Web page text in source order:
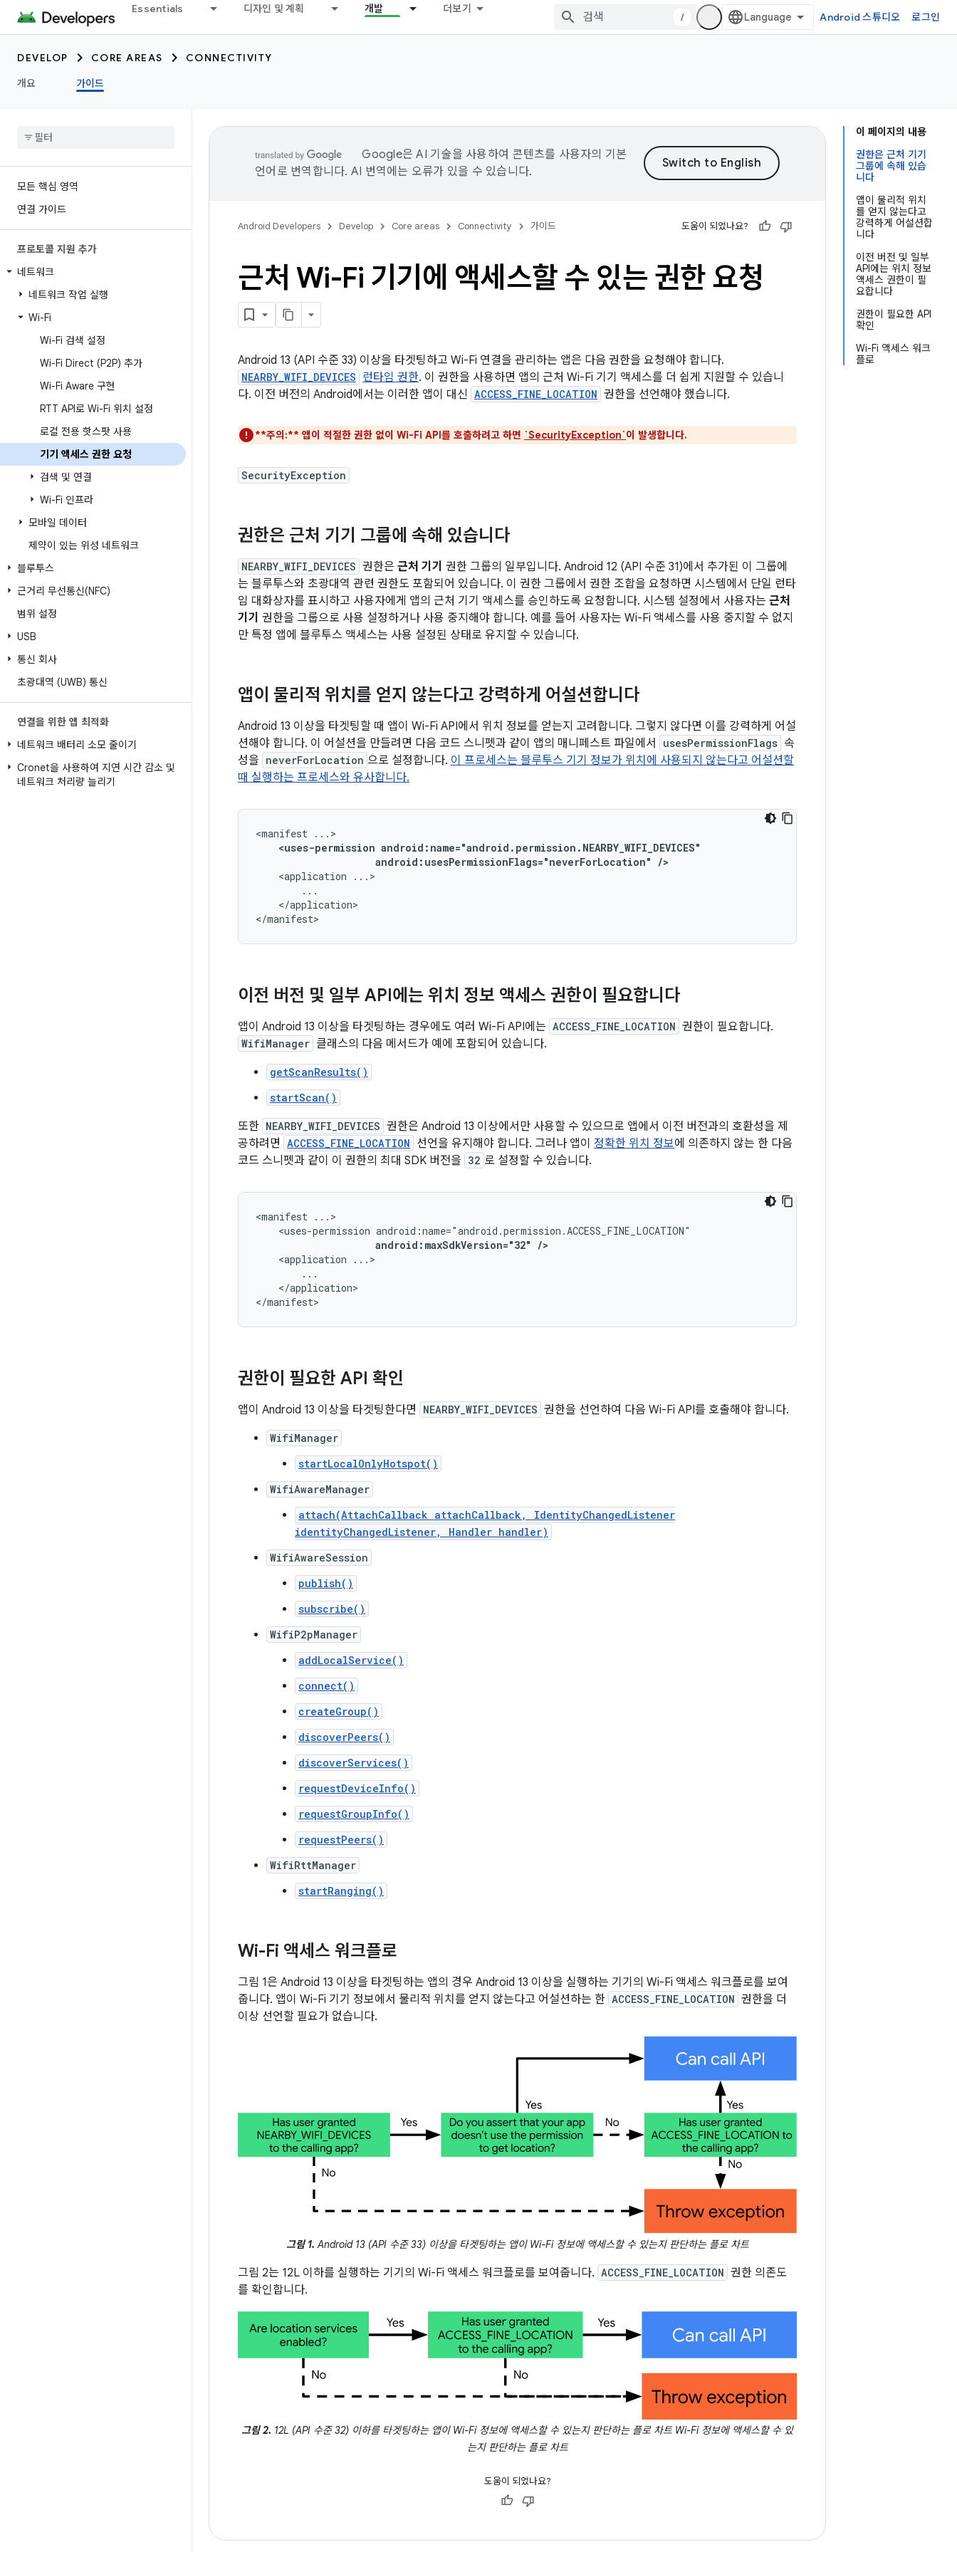
Essentials 디자인 및 계획 개발 더보기
/ Android 스튜디오 로그인
DEVELOP CORE AREAS
CONNECTIVITY
개요
가이드
모든 핵심 영역
연결 가이드
프로토콜 지원 추가
네트워크
네트워크 작업 실행
Wi-Fi
Wi-Fi 검색 설정
Wi-Fi Direct (P2P) 추가
Wi-Fi Aware 구현
RTT API로 Wi-Fi 위치 설정
로컬 전용 핫스팟 사용
기기 액세스 권한 요청
검색 및 연결
Wi-Fi 인프라
모바일 데이터
제약이 있는 위성 네트워크
블루투스
근거리 무선통신(NFC)
범위 설정
USB
통신 회사
초광대역 (UWB) 통신
연결을 위한 앱 최적화
네트워크 배터리 소모 줄이기
Cronet을 사용하여 지연 시간 감소 및
네트워크 처리량 늘리기
이 페이지의 내용
권한은 근처 기기
그룹에 속해 있습
니다
앱이 물리적 위치
를 얻지 않는다고
강력하게 어설션합
니다
이전 버전 및 일부
API에는 위치 정보
액세스 권한이 필
요합니다
권한이 필요한 API
확인
Wi-Fi 액세스 워크
플로
Google은 AI 기술을 사용하여 콘텐츠를 사용자의 기본
언어로 번역합니다. AI 번역에는 오류가 있을 수 있습니다.
Android Developers Develop Core areas Connectivity 가이드 도움이 되었나요?
근처 Wi-Fi 기기에 액세스할 수 있는 권한 요청
Android 13 (API 수준 33) 이상을 타겟팅하고 Wi-Fi 연결을 관리하는 앱은 다음 권한을 요청해야 합니다.
NEARBY_WIFI_DEVICES 런타임 권한. 이 권한을 사용하면 앱의 근처 Wi-Fi 기기 액세스를 더 쉽게 지원할 수 있습니
다. 이전 버전의 Android에서는 이러한 앱이 대신 ACCESS_FINE_LOCATION 권한을 선언해야 했습니다.
**주의:** 앱이 적절한 권한 없이 Wi-Fi API를 호출하려고 하면 `SecurityException`이 발생합니다.
SecurityException
권한은 근처 기기 그룹에 속해 있습니다
NEARBY_WIFI_DEVICES 권한은 근처 기기 권한 그룹의 일부입니다. Android 12 (API 수준 31)에서 추가된 이 그룹에
는 블루투스와 초광대역 관련 권한도 포함되어 있습니다. 이 권한 그룹에서 권한 조합을 요청하면 시스템에서 단일 런타
임 대화상자를 표시하고 사용자에게 앱의 근처 기기 액세스를 승인하도록 요청합니다. 시스템 설정에서 사용자는 근처
기기 권한을 그룹으로 사용 설정하거나 사용 중지해야 합니다. 예를 들어 사용자는 Wi-Fi 액세스를 사용 중지할 수 없지
만 특정 앱에 블루투스 액세스는 사용 설정된 상태로 유지할 수 있습니다.
앱이 물리적 위치를 얻지 않는다고 강력하게 어설션합니다
Android 13 이상을 타겟팅할 때 앱이 Wi-Fi API에서 위치 정보를 얻는지 고려합니다. 그렇지 않다면 이를 강력하게 어설
션해야 합니다. 이 어설션을 만들려면 다음 코드 스니펫과 같이 앱의 매니페스트 파일에서
usesPermissionFlags 속
성을 neverForLocation 으로 설정합니다. 이 프로세스는 블루투스 기기 정보가 위치에 사용되지 않는다고 어설션할
때 실행하는 프로세스와 유사합니다.
<manifest
<uses-permission
android:usesPermissionFlags="neverForLocation" />
<application
</application>
</manifest>
이전 버전 및 일부 API에는 위치 정보 액세스 권한이 필요합니다
앱이 Android 13 이상을 타겟팅하는 경우에도 여러 Wi-Fi API에는 ACCESS_FINE_LOCATION 권한이 필요합니다.
WifiManager 클래스의 다음 메서드가 예에 포함되어 있습니다.
getScanResults()
startScan()
또한 NEARBY_WIFI_DEVICES 권한은 Android 13 이상에서만 사용할 수 있으므로 앱에서 이전 버전과의 호환성을 제
공하려면 ACCESS_FINE_LOCATION 선언을 유지해야 합니다. 그러나 앱이 정확한 위치 정보에 의존하지 않는 한 다음
코드 스니펫과 같이 이 권한의 최대 SDK 버전을 32 로 설정할 수 있습니다.
<manifest
<uses-permission
android:maxSdkVersion="32" />
<application
</application>
</manifest>
권한이 필요한 API 확인
앱이 Android 13 이상을 타겟팅한다면 NEARBY_WIFI_DEVICES 권한을 선언하여 다음 Wi-Fi API를 호출해야 합니다.
WifiManager
startLocalOnlyHotspot()
WifiAwareManager
attach(AttachCallback attachCallback, IdentityChangedListener
identityChangedListener, Handler handler)
WifiAwareSession
publish()
subscribe()
WifiP2pManager
addLocalService()
connect()
createGroup()
discoverPeers()
discoverServices()
requestDeviceInfo()
requestGroupInfo()
requestPeers()
WifiRttManager
startRanging()
Wi-Fi 액세스 워크플로
그림 1은 Android 13 이상을 타겟팅하는 앱의 경우 Android 13 이상을 실행하는 기기의 Wi-Fi 액세스 워크플로를 보여
줍니다. 앱이 Wi-Fi 기기 정보에서 물리적 위치를 얻지 않는다고 어설션하는 한 ACCESS_FINE_LOCATION 권한을 더
이상 선언할 필요가 없습니다.
그림 1. Android 13 (API 수준 33) 이상을 타겟팅하는 앱이 Wi-Fi 정보에 액세스할 수 있는지 판단하는 플로 차트
그림 2는 12L 이하를 실행하는 기기의 Wi-Fi 액세스 워크플로를 보여줍니다. ACCESS_FINE_LOCATION 권한 의존도
를 확인합니다.
그림 2. 12L (API 수준 32) 이하를 타겟팅하는 앱이 Wi-Fi 정보에 액세스할 수 있는지 판단하는 플로 차트 Wi-Fi 정보에 액세스할 수 있
는지 판단하는 플로 차트
도움이 되었나요?